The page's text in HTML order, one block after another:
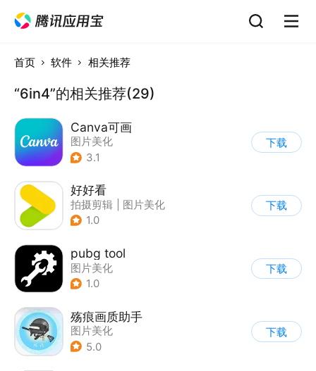
首页 软件 相关推荐
“6in4”的相关推荐(29)
Canva可画
图片美化
3.1
下载
好好看
拍摄剪辑
图片美化
1.0
下载
pubg tool
图片美化
1.0
下载
殇痕画质助手
图片美化
5.0
下载